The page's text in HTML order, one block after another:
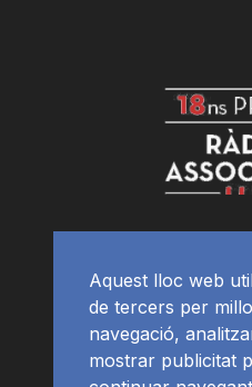
Aquest lloc web
de tercers per
navegació,
mostrar publicitat